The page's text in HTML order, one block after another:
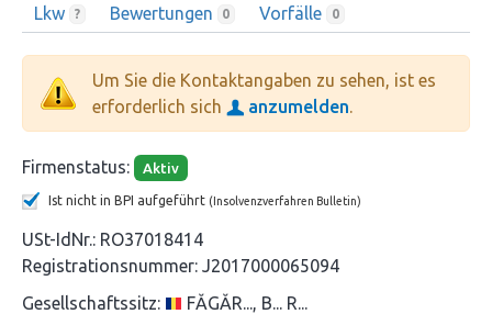
Lkw ? Bewertungen 0 Vorfälle 0
Um Sie die Kontaktangaben zu sehen, ist es
erforderlich sich
anzumelden
Firmenstatus: Aktiv
Ist nicht in BPI aufgeführt (Insolvenzverfahren Bulletin)
USt-IdNr.: RO37018414
Registrationsnummer: J2017000065094
Gesellschaftssitz:
FĂGĂR..., B... R...